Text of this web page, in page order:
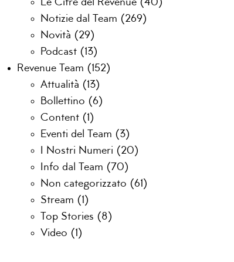
Le Cifre del Revenue (40)
Notizie dal Team (269)
Novità (29)
Podcast (13)
Revenue Team (152)
Attualità (13)
Bollettino (6)
Content (1)
Eventi del Team (3)
I Nostri Numeri (20)
Info dal Team (70)
Non categorizzato (61)
Stream (1)
Top Stories (8)
Video (1)